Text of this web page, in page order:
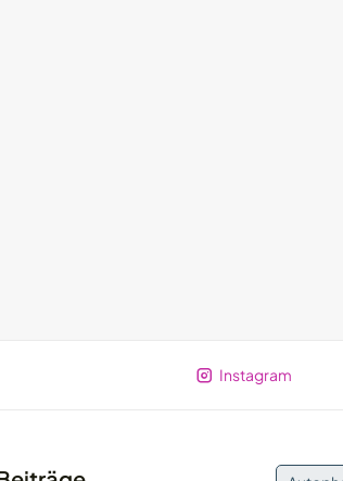
Instagram